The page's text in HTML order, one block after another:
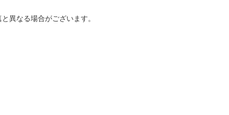
異なる場合がございます。